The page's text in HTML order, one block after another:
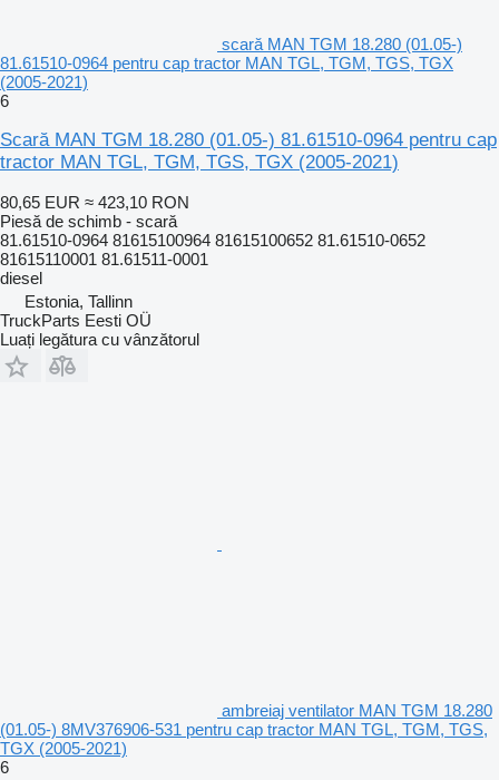
scară MAN TGM 18.280 (01.05-)
81.61510-0964 pentru cap tractor MAN TGL, TGM, TGS, TGX
(2005-2021)
6
Scară MAN TGM 18.280 (01.05-) 81.61510-0964 pentru cap
tractor MAN TGL, TGM, TGS, TGX (2005-2021)
80,65 EUR ≈ 423,10 RON
Piesă de schimb - scară
81.61510-0964 81615100964 81615100652 81.61510-0652
81615110001 81.61511-0001
diesel
Estonia, Tallinn
TruckParts Eesti OÜ
Luați legătura cu vânzătorul
ambreiaj ventilator MAN TGM 18.280
(01.05-) 8MV376906-531 pentru cap tractor MAN TGL, TGM, TGS,
TGX (2005-2021)
6